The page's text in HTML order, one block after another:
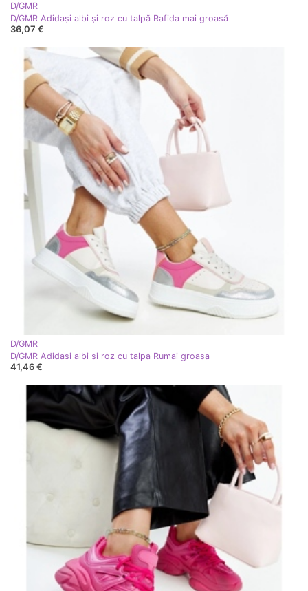
D/GMR
D/GMR Adidași albi și roz cu talpă Rafida mai groasă
36,07 €
D/GMR
D/GMR Adidasi albi si roz cu talpa Rumai groasa
41,46 €